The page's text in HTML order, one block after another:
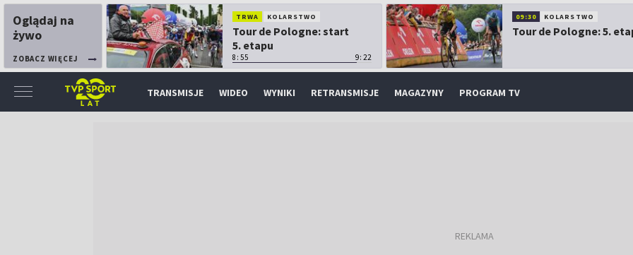
Oglądaj na
żywo
ZOBACZ WIĘCEJ
TRWA KOLARSTWO
Tour de Pologne: start
5. etapu
8:55 9:22
09:30 KOLARSTWO
Tour de Pologne: 5.
TRANSMISJE WIDEO WYNIKI RETRANSMISJE MAGAZYNY PROGRAM TV